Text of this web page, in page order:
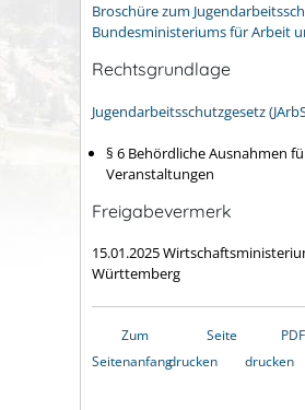
Broschüre zum
Bundesministeriums für Arbeit
Rechtsgrundlage
Jugendarbeitsschutzgesetz
§ 6 Behördliche Ausnahmen
Veranstaltungen
Freigabevermerk
15.01.2025
Württemberg
Zum
Seitenanfang
Seite
drucken
PDF
drucken